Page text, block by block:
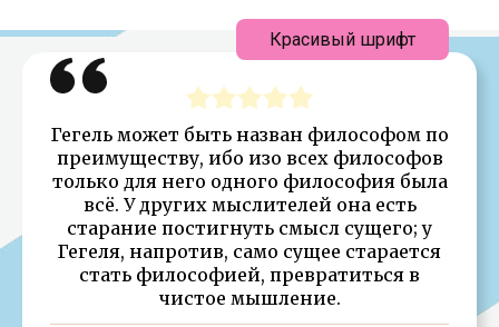
Гегель может быть назван философом по
преимуществу, ибо изо всех философов
только для него одного философия была
всё. У других мыслителей она есть
старание постигнуть смысл сущего; у
Гегеля, напротив, само сущее старается
стать философией, превратиться в
чистое мышление.
Красивый шрифт